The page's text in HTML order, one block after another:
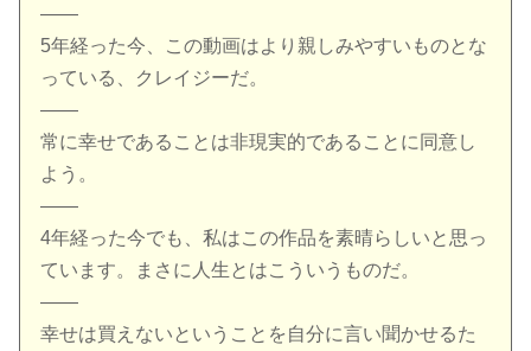
——
5年経った今、この動画はより親しみやすいものとな
っている、クレイジーだ。
——
常に幸せであることは非現実的であることに同意し
よう。
——
4年経った今でも、私はこの作品を素晴らしいと思っ
ています。まさに人生とはこういうものだ。
——
幸せは買えないということを自分に言い聞かせるた